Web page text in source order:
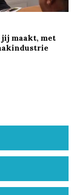
maakt, met